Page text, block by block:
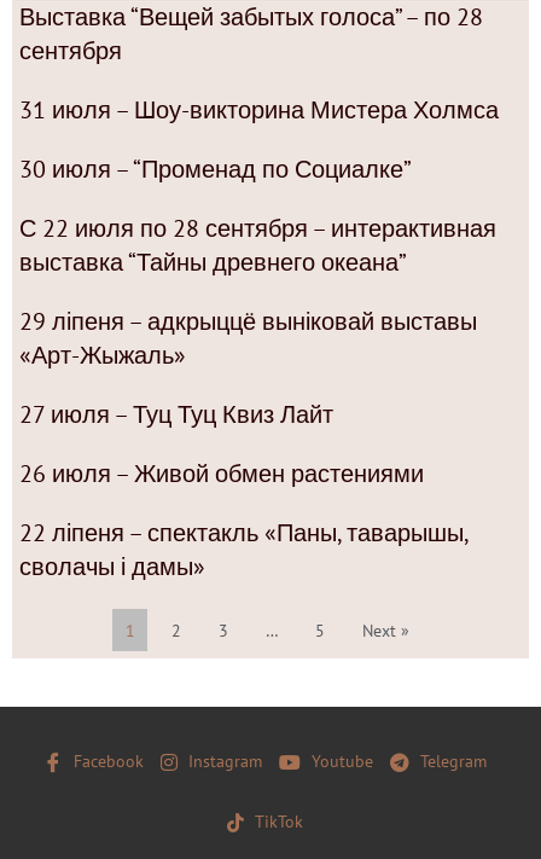
Выставка “Вещей забытых голоса” – по 28
сентября
31 июля – Шоу-викторина Мистера Холмса
30 июля – “Променад по Социалке”
С 22 июля по 28 сентября – интерактивная
выставка “Тайны древнего океана”
29 ліпеня – адкрыццё выніковай выставы
«Арт-Жыжаль»
27 июля – Туц Туц Квиз Лайт
26 июля – Живой обмен растениями
22 ліпеня – спектакль «Паны, таварышы,
сволачы і дамы»
1 2 3 … 5 Next »
Facebook Instagram Youtube Telegram
TikTok